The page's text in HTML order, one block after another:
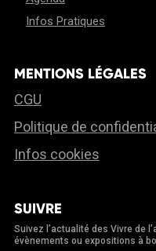
Infos Pratiques
MENTIONS LÉGALES
CGU
Politique de
Infos cookies
SUIVRE
Suivez l’actualité des Vivre de
évènements ou expositions à